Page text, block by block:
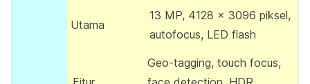
Utama
13 MP, 4128 x 3096 piksel,
autofocus, LED flash
Geo-tagging, touch focus,